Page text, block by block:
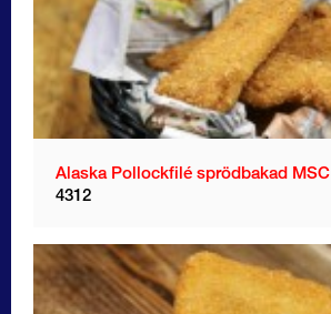
Alaska Pollockfilé sprödbakad MSC
4312